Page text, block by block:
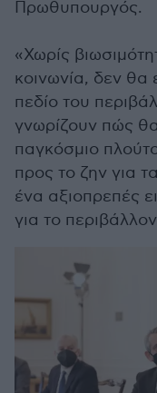
Πρωθυπουργός.
«Χωρίς
κοινωνία, δεν θα
πεδίο του
γνωρίζουν πώς
παγκόσμιο
προς το ζην για
ένα αξιοπρεπές
για το